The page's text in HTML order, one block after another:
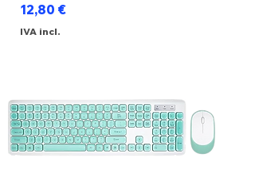
Preço
12,80 €
IVA incl.